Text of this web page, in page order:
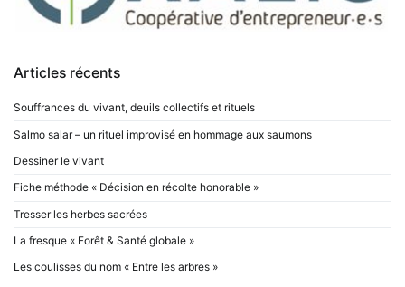
Articles récents
Souffrances du vivant, deuils collectifs et rituels
Salmo salar – un rituel improvisé en hommage aux saumons
Dessiner le vivant
Fiche méthode « Décision en récolte honorable »
Tresser les herbes sacrées
La fresque « Forêt & Santé globale »
Les coulisses du nom « Entre les arbres »